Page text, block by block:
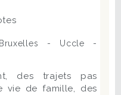
des trajets pas
vie de famille, des